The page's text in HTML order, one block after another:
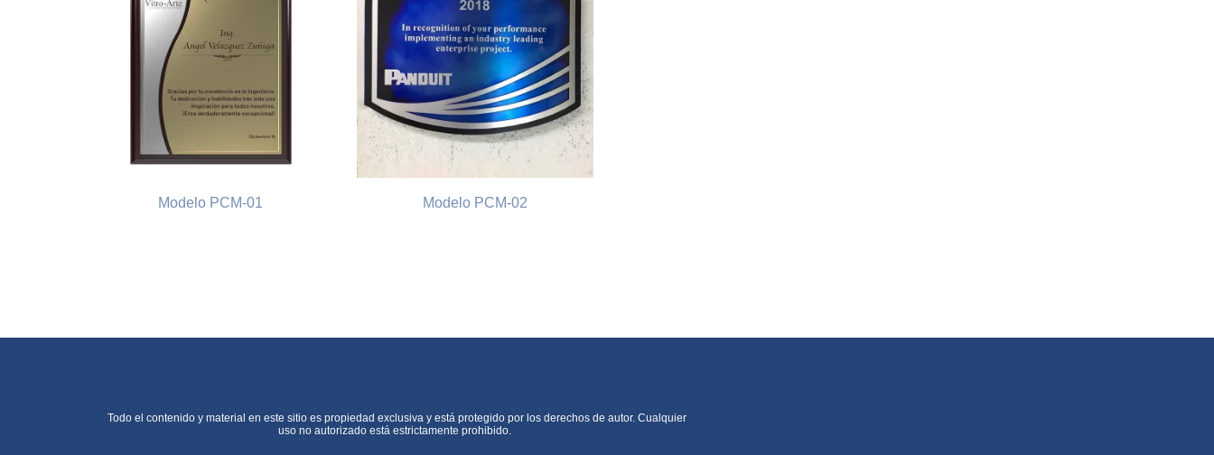
Modelo PCM-01 Modelo PCM-02
Todo el contenido y material en este sitio es propiedad exclusiva y está protegido por los derechos de autor. Cualquier
uso no autorizado está estrictamente prohibido.